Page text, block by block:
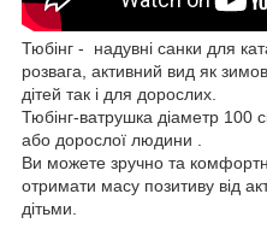
Тюбінг - надувні санки для
розвага, активний вид як
дітей так і для дорослих.
Тюбінг-ватрушка діаметр 100
або дорослої людини .
Ви можете зручно та
отримати масу позитиву від
дітьми.